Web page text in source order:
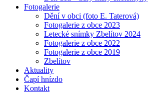
Fotogalerie
Dění v obci (foto E. Taterová)
Fotogalerie z obce 2023
Letecké snímky Zbelítov 2024
Fotogalerie z obce 2022
Fotogalerie z obce 2019
Zbelítov
Aktuality
Čapí hnízdo
Kontakt